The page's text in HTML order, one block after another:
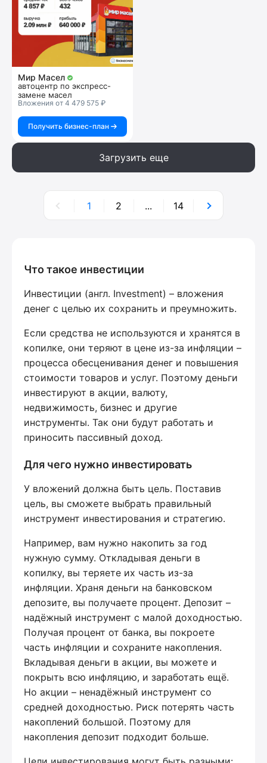
Мир Масел
автоцентр по экспресс-
замене масел
Вложения от 4 479 575 ₽
Получить бизнес-план
Загрузить еще
1 2 ... 14
Что такое инвестиции
Инвестиции (англ. Investment) – вложения
денег с целью их сохранить и преумножить.
Если средства не используются и хранятся в
копилке, они теряют в цене из-за инфляции –
процесса обесценивания денег и повышения
стоимости товаров и услуг. Поэтому деньги
инвестируют в акции, валюту,
недвижимость, бизнес и другие
инструменты. Так они будут работать и
приносить пассивный доход.
Для чего нужно инвестировать
У вложений должна быть цель. Поставив
цель, вы сможете выбрать правильный
инструмент инвестирования и стратегию.
Например, вам нужно накопить за год
нужную сумму. Откладывая деньги в
копилку, вы теряете их часть из-за
инфляции. Храня деньги на банковском
депозите, вы получаете процент. Депозит –
надёжный инструмент с малой доходностью.
Получая процент от банка, вы покроете
часть инфляции и сохраните накопления.
Вкладывая деньги в акции, вы можете и
покрыть всю инфляцию, и заработать ещё.
Но акции – ненадёжный инструмент со
средней доходностью. Риск потерять часть
накоплений большой. Поэтому для
накопления депозит подходит больше.